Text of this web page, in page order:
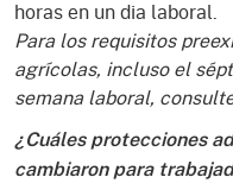
horas en un dia laboral.
Para los requisitos
agrícolas, incluso el
semana laboral,
¿Cuáles protecciones
cambiaron para